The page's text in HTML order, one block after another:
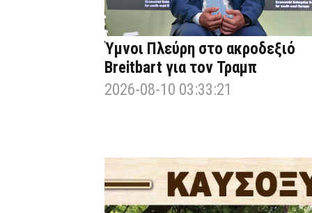
Ύμνοι Πλεύρη στο ακροδεξιό
Breitbart για τον Τραμπ
2026-08-10 03:33:21